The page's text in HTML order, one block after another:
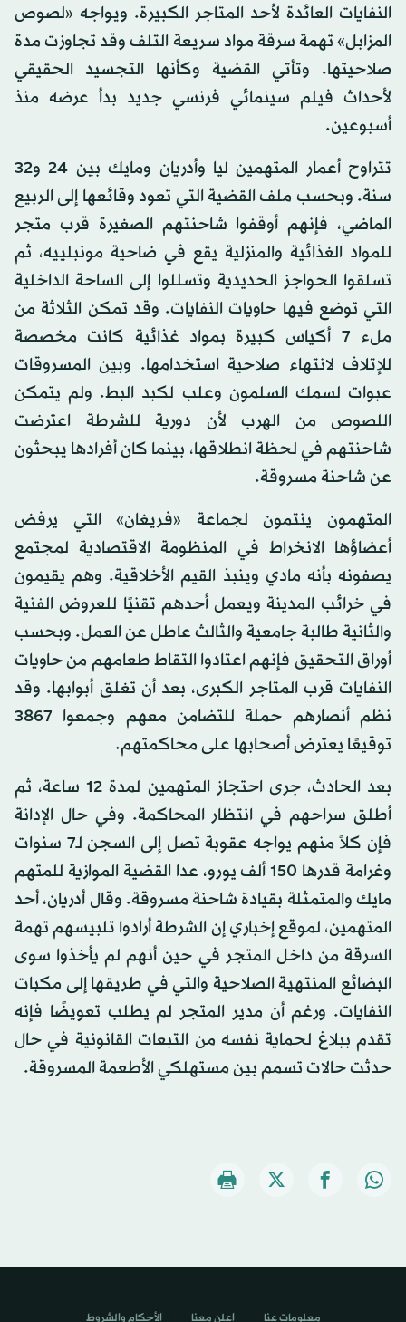
النفايات العائدة لأحد المتاجر الكبيرة. ويواجه «لصوص
المزابل» تهمة سرقة مواد سريعة التلف وقد تجاوزت مدة
صلاحيتها. وتأتي القضية وكأنها التجسيد الحقيقي
لأحداث فيلم سينمائي فرنسي جديد بدأ عرضه منذ
أسبوعين.
تتراوح أعمار المتهمين ليا وأدريان ومايك بين 24 و32
سنة. وبحسب ملف القضية التي تعود وقائعها إلى الربيع
الماضي، فإنهم أوقفوا شاحنتهم الصغيرة قرب متجر
للمواد الغذائية والمنزلية يقع في ضاحية مونبلييه، ثم
تسلقوا الحواجز الحديدية وتسللوا إلى الساحة الداخلية
التي توضع فيها حاويات النفايات. وقد تمكن الثلاثة من
ملء 7 أكياس كبيرة بمواد غذائية كانت مخصصة
للإتلاف لانتهاء صلاحية استخدامها. وبين المسروقات
عبوات لسمك السلمون وعلب لكبد البط. ولم يتمكن
اللصوص من الهرب لأن دورية للشرطة اعترضت
شاحنتهم في لحظة انطلاقها، بينما كان أفرادها يبحثون
عن شاحنة مسروقة.
المتهمون ينتمون لجماعة «فريغان» التي يرفض
أعضاؤها الانخراط في المنظومة الاقتصادية لمجتمع
يصفونه بأنه مادي وينبذ القيم الأخلاقية. وهم يقيمون
في خرائب المدينة ويعمل أحدهم تقنيًا للعروض الفنية
والثانية طالبة جامعية والثالث عاطل عن العمل. وبحسب
أوراق التحقيق فإنهم اعتادوا التقاط طعامهم من حاويات
النفايات قرب المتاجر الكبرى، بعد أن تغلق أبوابها. وقد
نظم أنصارهم حملة للتضامن معهم وجمعوا 3867
توقيعًا يعترض أصحابها على محاكمتهم.
بعد الحادث، جرى احتجاز المتهمين لمدة 12 ساعة، ثم
أطلق سراحهم في انتظار المحاكمة. وفي حال الإدانة
فإن كلاً منهم يواجه عقوبة تصل إلى السجن لـ7 سنوات
وغرامة قدرها 150 ألف يورو، عدا القضية الموازية للمتهم
مايك والمتمثلة بقيادة شاحنة مسروقة. وقال أدريان، أحد
المتهمين، لموقع إخباري إن الشرطة أرادوا تلبيسهم تهمة
السرقة من داخل المتجر في حين أنهم لم يأخذوا سوى
البضائع المنتهية الصلاحية والتي في طريقها إلى مكبات
النفايات. ورغم أن مدير المتجر لم يطلب تعويضًا فإنه
تقدم ببلاغ لحماية نفسه من التبعات القانونية في حال
حدثت حالات تسمم بين مستهلكي الأطعمة المسروقة.
معلومات عنا اعلن معنا الأحكام والشروط